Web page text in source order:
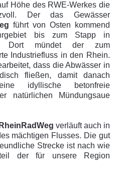
Höhe des RWE-Werkes die
Der das Gewässer
führt von Osten kommend
bis zum Stapp in
Dort mündet der zum
Industriefluss in den Rhein.
dass die Abwässer in
fließen, damit danach
idyllische betonfreie
natürlichen Mündungsaue
RheinRadWeg verläuft auch in
mächtigen Flusses. Die gut
Strecke ist nach wie
der für unsere Region